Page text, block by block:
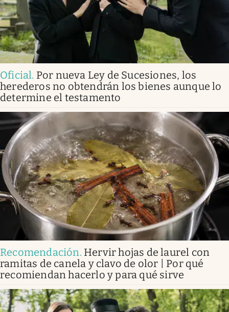
Oficial. Por nueva Ley de Sucesiones, los
herederos no obtendrán los bienes aunque lo
determine el testamento
Recomendación. Hervir hojas de laurel con
ramitas de canela y clavo de olor | Por qué
recomiendan hacerlo y para qué sirve